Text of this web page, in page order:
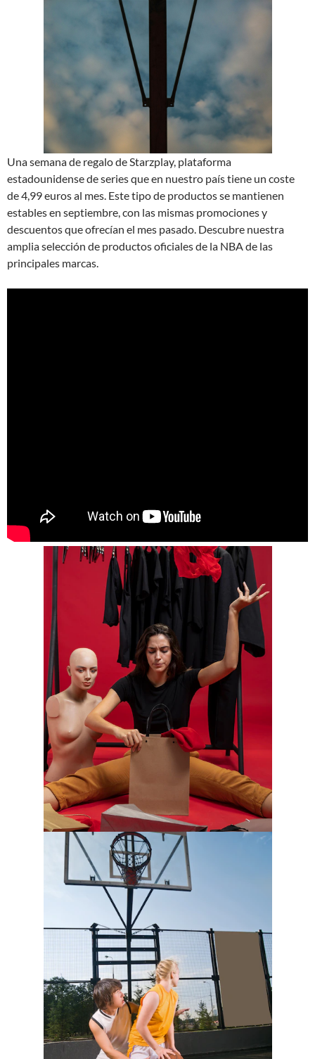
Una semana de regalo de Starzplay, plataforma
estadounidense de series que en nuestro país tiene un coste
de 4,99 euros al mes. Este tipo de productos se mantienen
estables en septiembre, con las mismas promociones y
descuentos que ofrecían el mes pasado. Descubre nuestra
amplia selección de productos oficiales de la NBA de las
principales marcas.